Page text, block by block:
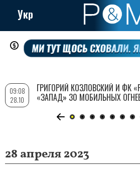
Перейти
содержанию
Укр
28 апреля 2023
09:08
28.10
ГРИГОРИЙ КОЗЛОВСКИЙ И ФК
«ЗАПАД» 30 МОБИЛЬНЫХ